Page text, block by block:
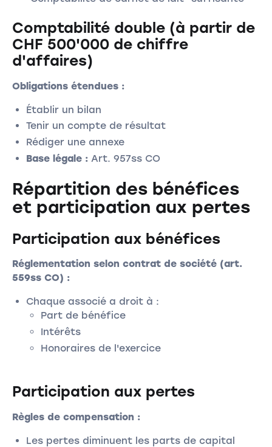
Comptabilité double (à partir de
CHF 500'000 de chiffre
d'affaires)
Obligations étendues :
Établir un bilan
Tenir un compte de résultat
Rédiger une annexe
Base légale : Art. 957ss CO
Répartition des bénéfices
et participation aux pertes
Participation aux bénéfices
Réglementation selon contrat de société (art.
559ss CO) :
Chaque associé a droit à :
Part de bénéfice
Intérêts
Honoraires de l'exercice
Participation aux pertes
Règles de compensation :
Les pertes diminuent les parts de capital